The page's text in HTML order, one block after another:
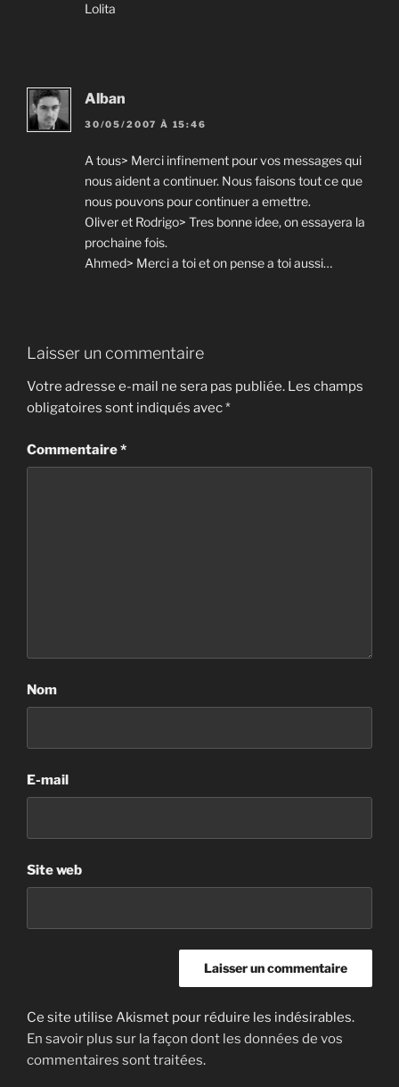
Lolita
Alban
30/05/2007 À 15:46
A tous> Merci infinement pour vos messages qui
nous aident a continuer. Nous faisons tout ce que
nous pouvons pour continuer a emettre.
Oliver et Rodrigo> Tres bonne idee, on essayera la
prochaine fois.
Ahmed> Merci a toi et on pense a toi aussi…
Laisser un commentaire
Votre adresse e-mail ne sera pas publiée. Les champs
obligatoires sont indiqués avec*
Commentaire*
Nom
E-mail
Site web
Ce site utilise Akismet pour réduire les indésirables.
En savoir plus sur la façon dont les données de vos
commentaires sont traitées.